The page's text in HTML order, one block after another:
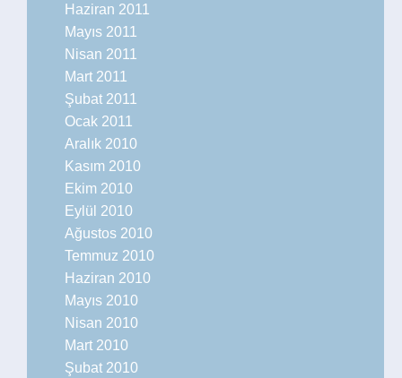
Haziran 2011
Mayıs 2011
Nisan 2011
Mart 2011
Şubat 2011
Ocak 2011
Aralık 2010
Kasım 2010
Ekim 2010
Eylül 2010
Ağustos 2010
Temmuz 2010
Haziran 2010
Mayıs 2010
Nisan 2010
Mart 2010
Şubat 2010